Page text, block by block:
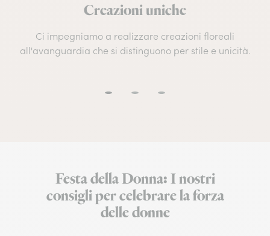
Creazioni uniche
Ci impegniamo a realizzare creazioni floreali
all'avanguardia che si distinguono per stile e unicità.
Festa della Donna: I nostri
consigli per celebrare la forza
delle donne